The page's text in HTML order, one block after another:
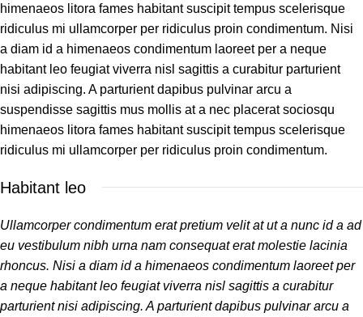
himenaeos litora fames habitant suscipit tempus scelerisque
ridiculus mi ullamcorper per ridiculus proin condimentum. Nisi
a diam id a himenaeos condimentum laoreet per a neque
habitant leo feugiat viverra nisl sagittis a curabitur parturient
nisi adipiscing. A parturient dapibus pulvinar arcu a
suspendisse sagittis mus mollis at a nec placerat sociosqu
himenaeos litora fames habitant suscipit tempus scelerisque
ridiculus mi ullamcorper per ridiculus proin condimentum.
Habitant leo
Ullamcorper condimentum erat pretium velit at ut a nunc id a ad
eu vestibulum nibh urna nam consequat erat molestie lacinia
rhoncus. Nisi a diam id a himenaeos condimentum laoreet per
a neque habitant leo feugiat viverra nisl sagittis a curabitur
parturient nisi adipiscing. A parturient dapibus pulvinar arcu a